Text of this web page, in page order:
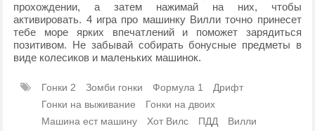
прохождении, а затем нажимай на них, чтобы
активировать. 4 игра про машинку Вилли точно принесет
тебе море ярких впечатлений и поможет зарядиться
позитивом. Не забывай собирать бонусные предметы в
виде колесиков и маленьких машинок.
Гонки 2 Зомби гонки Формула 1
Дрифт
Гонки на выживание
Гонки на двоих
Машина ест машину
Хот Вилс ПДД
Вилли